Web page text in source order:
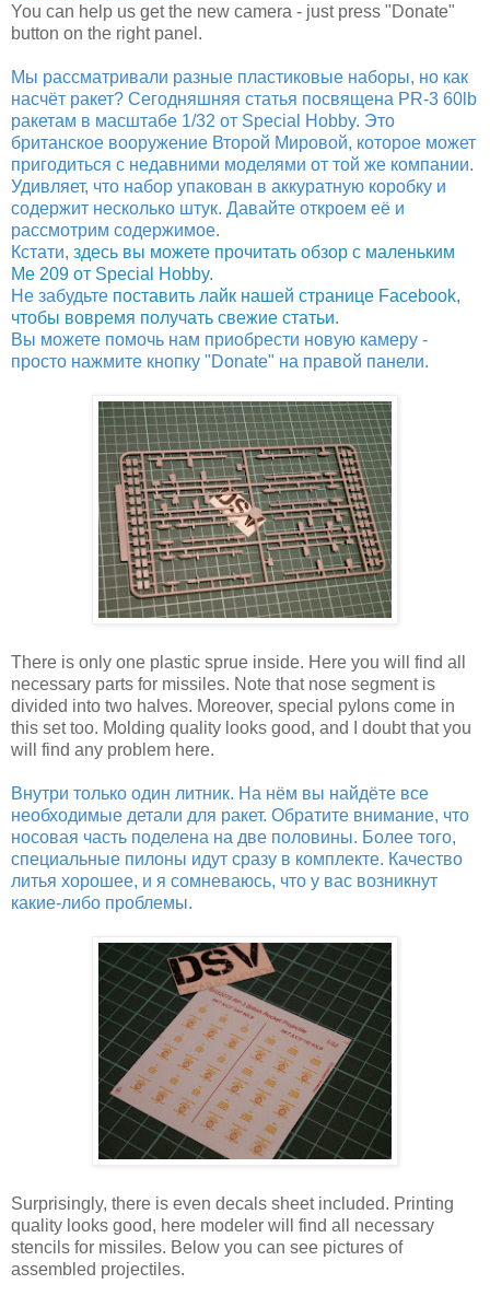
You can help us get the new camera - just press "Donate"
button on the right panel.
Мы рассматривали разные пластиковые наборы, но как
насчёт ракет? Сегодняшняя статья посвящена PR-3 60lb
ракетам в масштабе 1/32 от Special Hobby. Это
британское вооружение Второй Мировой, которое может
пригодиться с недавними моделями от той же компании.
Удивляет, что набор упакован в аккуратную коробку и
содержит несколько штук. Давайте откроем её и
рассмотрим содержимое.
Кстати, здесь вы можете прочитать обзор с маленьким
Me 209 от Special Hobby.
Не забудьте поставить лайк нашей странице Facebook,
чтобы вовремя получать свежие статьи.
Вы можете помочь нам приобрести новую камеру -
просто нажмите кнопку "Donate" на правой панели.
There is only one plastic sprue inside. Here you will find all
necessary parts for missiles. Note that nose segment is
divided into two halves. Moreover, special pylons come in
this set too. Molding quality looks good, and I doubt that you
will find any problem here.
Внутри только один литник. На нём вы найдёте все
необходимые детали для ракет. Обратите внимание, что
носовая часть поделена на две половины. Более того,
специальные пилоны идут сразу в комплекте. Качество
литья хорошее, и я сомневаюсь, что у вас возникнут
какие-либо проблемы.
Surprisingly, there is even decals sheet included. Printing
quality looks good, here modeler will find all necessary
stencils for missiles. Below you can see pictures of
assembled projectiles.